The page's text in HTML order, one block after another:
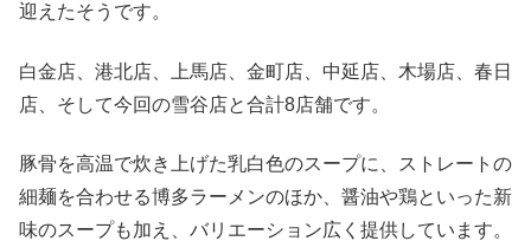
迎えたそうです。
白金店、港北店、上馬店、金町店、中延店、木場店、春日
店、そして今回の雪谷店と合計8店舗です。
豚骨を高温で炊き上げた乳白色のスープに、ストレートの
細麺を合わせる博多ラーメンのほか、醤油や鶏といった新
味のスープも加え、バリエーション広く提供しています。